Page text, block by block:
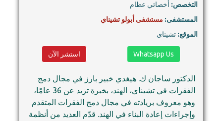
التخصص: أخصائي عظام
المستشفى: مستشفى أبولو تشيناي
الموقع: تشيناي
استشر الآن Whatsapp Us
الدكتور ساجان ك. هيغدي خبير بارز في مجال دمج
الفقرات في تشيناي، الهند، بخبرة تزيد عن 36 عامًا،
وهو معروف بريادته في مجال دمج الفقرات المتقدم
وإجراءات إعادة البناء في الهند. قدّم العديد من أنظمة